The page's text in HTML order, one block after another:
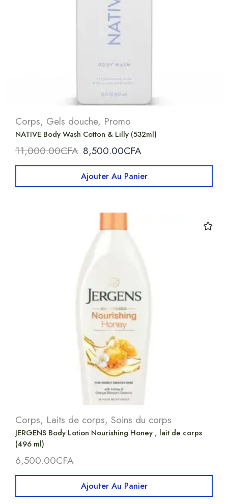
Corps, Gels douche, Promo
NATIVE Body Wash Cotton & Lilly (532ml)
11,000.00CFA 8,500.00CFA
Ajouter Au Panier
Corps, Laits de corps, Soins du corps
JERGENS Body Lotion Nourishing Honey , lait de corps
(496 ml)
6,500.00CFA
Ajouter Au Panier